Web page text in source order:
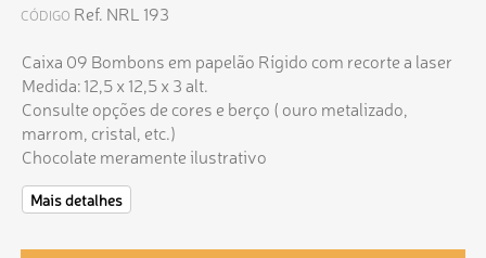
CÓDIGO Ref. NRL 193
Caixa 09 Bombons em papelão Rígido com recorte a laser
Medida: 12,5 x 12,5 x 3 alt.
Consulte opções de cores e berço ( ouro metalizado,
marrom, cristal, etc.)
Chocolate meramente ilustrativo
Mais detalhes